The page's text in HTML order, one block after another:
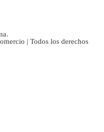
| Todos los derechos